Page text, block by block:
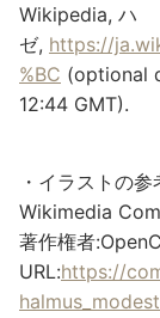
Wikipedia, ハ
ゼ, https://
%BC (optional
12:44 GMT).
・イラストの参
Wikimedia
著作権者
URL:https://